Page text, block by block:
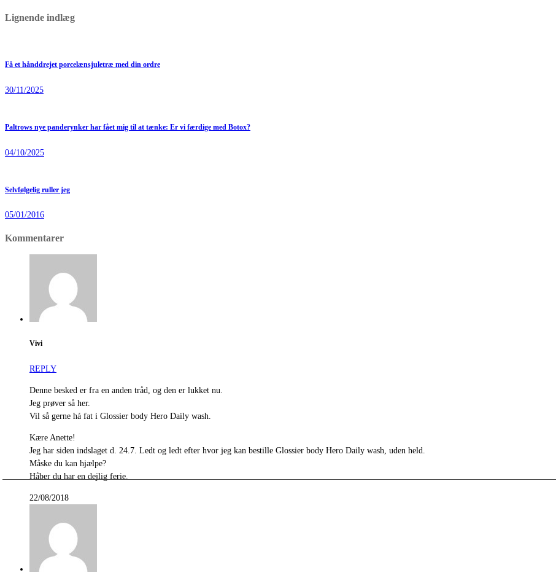
Lignende indlæg
Få et hånddrejet porcelænsjuletræ med din ordre
30/11/2025
Paltrows nye panderynker har fået mig til at tænke: Er vi færdige med Botox?
04/10/2025
Selvfølgelig ruller jeg
05/01/2016
Kommentarer
Vivi
REPLY
Denne besked er fra en anden tråd, og den er lukket nu.
Jeg prøver så her.
Vil så gerne há fat i Glossier body Hero Daily wash.
Kære Anette!
Jeg har siden indslaget d. 24.7. Ledt og ledt efter hvor jeg kan bestille Glossier body Hero Daily wash, uden held.
Måske du kan hjælpe?
Håber du har en dejlig ferie.
22/08/2018